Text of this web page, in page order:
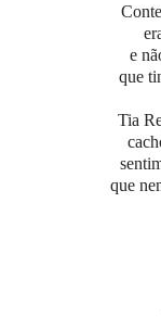
e
que
Tia
que